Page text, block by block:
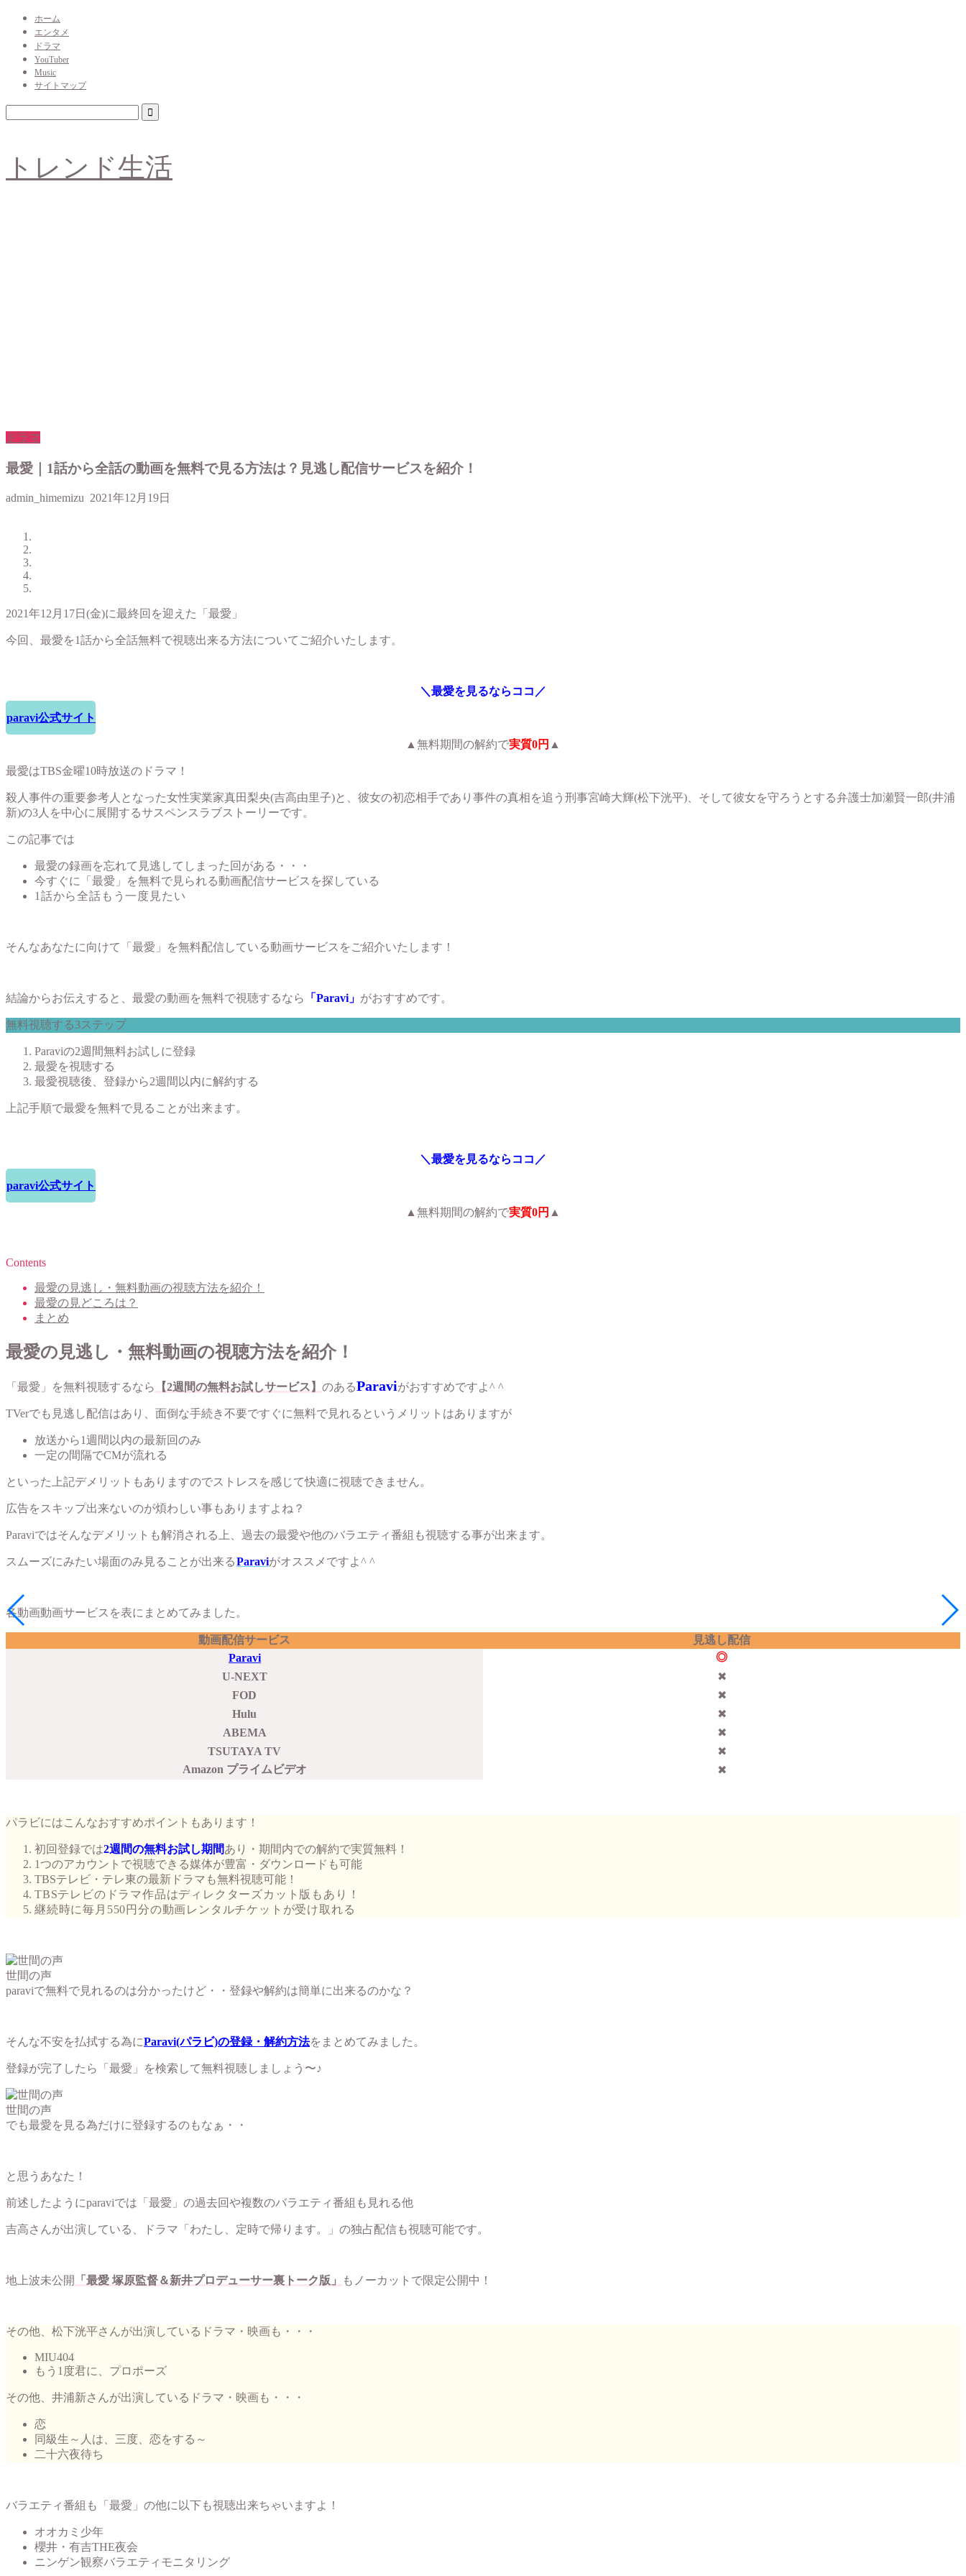
ホーム
エンタメ
ドラマ
YouTuber
Music
サイトマップ
トレンド生活
ドラマ
最愛｜1話から全話の動画を無料で見る方法は？見逃し配信サービスを紹介！
admin_himemizu 2021年12月19日
2021年12月17日(金)に最終回を迎えた「最愛」
今回、最愛を1話から全話無料で視聴出来る方法についてご紹介いたします。
＼最愛を見るならココ／
paravi公式サイト
▲無料期間の解約で実質0円 ▲
最愛はTBS金曜10時放送のドラマ！
殺人事件の重要参考人となった女性実業家真田梨央(吉高由里子)と、彼女の初恋相手であり事件の真相を追う刑事宮崎大輝(松下洸平)、そして彼女を守ろうとする弁護士加瀬賢一郎(井浦
新)の3人を中心に展開するサスペンスラブストーリーです。
この記事では
最愛の録画を忘れて見逃してしまった回がある・・・
今すぐに「最愛」を無料で見られる動画配信サービスを探している
1話から全話もう一度見たい
そんなあなたに向けて「最愛」を無料配信している動画サービスをご紹介いたします！
結論からお伝えすると、最愛の動画を無料で視聴するなら 「Paravi」 がおすすめです。
無料視聴する3ステップ
Paraviの2週間無料お試しに登録
最愛を視聴する
最愛視聴後、登録から2週間以内に解約する
上記手順で最愛を無料で見ることが出来ます。
＼最愛を見るならココ／
paravi公式サイト
▲無料期間の解約で実質0円 ▲
Contents
最愛の見逃し・無料動画の視聴方法を紹介！
最愛の見どころは？
まとめ
最愛の見逃し・無料動画の視聴方法を紹介！
「最愛」を無料視聴するなら 【2週間の無料お試しサービス】 のあるParaviがおすすめですよ^ ^
TVerでも見逃し配信はあり、面倒な手続き不要ですぐに無料で見れるというメリットはありますが
放送から1週間以内の最新回のみ
一定の間隔でCMが流れる
といった上記デメリットもありますのでストレスを感じて快適に視聴できません。
広告をスキップ出来ないのが煩わしい事もありますよね？
Paraviではそんなデメリットも解消される上、過去の最愛や他のバラエティ番組も視聴する事が出来ます。
スムーズにみたい場面のみ見ることが出来るParaviがオススメですよ^ ^
各動画動画サービスを表にまとめてみました。
動画配信サービス
見逃し配信
Paravi
◎
U-NEXT
✖︎
FOD
✖︎
Hulu
✖︎
ABEMA
✖︎
TSUTAYA TV
✖︎
Amazon プライムビデオ
✖︎
パラビにはこんなおすすめポイントもあります！
初回登録では2週間の無料お試し期間あり・期間内での解約で実質無料！
1つのアカウントで視聴できる媒体が豊富・ダウンロードも可能
TBSテレビ・テレ東の最新ドラマも無料視聴可能！
TBSテレビのドラマ作品はディレクターズカット版もあり！
継続時に毎月550円分の動画レンタルチケットが受け取れる
世間の声
paraviで無料で見れるのは分かったけど・・登録や解約は簡単に出来るのかな？
そんな不安を払拭する為にParavi(パラビ)の登録・解約方法をまとめてみました。
登録が完了したら「最愛」を検索して無料視聴しましょう〜♪
世間の声
でも最愛を見る為だけに登録するのもなぁ・・
と思うあなた！
前述したようにparaviでは「最愛」の過去回や複数のバラエティ番組も見れる他
吉高さんが出演している、ドラマ「わたし、定時で帰ります。」の独占配信も視聴可能です。
地上波未公開 「最愛 塚原監督＆新井プロデューサー裏トーク版」 もノーカットで限定公開中！
その他、松下洸平さんが出演しているドラマ・映画も・・・
MIU404
もう1度君に、プロポーズ
その他、井浦新さんが出演しているドラマ・映画も・・・
恋
同級生～人は、三度、恋をする～
二十六夜待ち
バラエティ番組も「最愛」の他に以下も視聴出来ちゃいますよ！
オオカミ少年
櫻井・有吉THE夜会
ニンゲン観察バラエティモニタリング